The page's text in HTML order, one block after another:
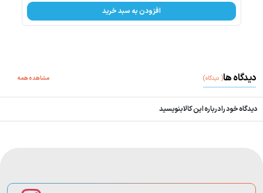
افزودن به سبد خرید
دیدگاه ها( دیدگاه) مشاهده همه
دیدگاه خود را درباره این کالا بنویسید